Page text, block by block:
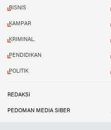
BISNIS
KAMPAR
KRIMINAL.
PENDIDIKAN
POLITIK
REDAKSI
PEDOMAN MEDIA SIBER